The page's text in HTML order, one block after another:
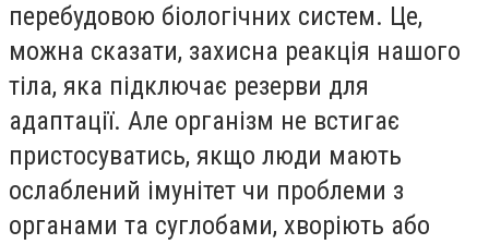
перебудовою біологічних систем. Це,
можна сказати, захисна реакція нашого
тіла, яка підключає резерви для
адаптації. Але організм не встигає
пристосуватись, якщо люди мають
ослаблений імунітет чи проблеми з
органами та суглобами, хворіють або